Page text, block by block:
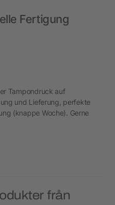
Fertigung
Tampondruck auf
und Lieferung, perfekte
(knappe Woche). Gerne
från